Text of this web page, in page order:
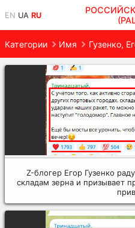
EN UA RU
Категории Имя Гузенко,
Z-блогер Егор Гузенко
складам зерна и призывает